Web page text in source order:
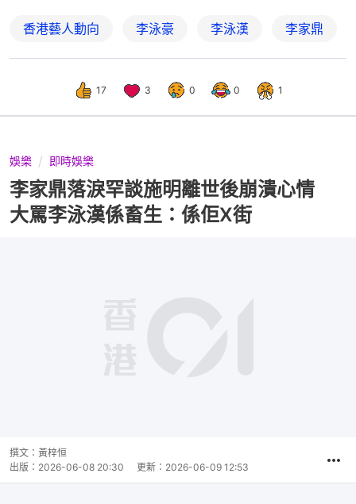
香港藝人動向 李泳豪 李泳漢 李家鼎
17 3 0 0 1
娛樂 即時娛樂
李家鼎落淚罕談施明離世後崩潰心情
大罵李泳漢係畜生：係佢X街
撰文： 黃梓恒
出版： 2026-06-08 20:30 更新： 2026-06-09 12:53